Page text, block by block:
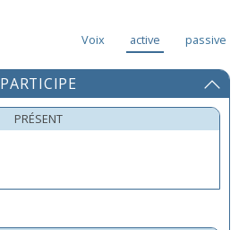
Voix active passive
PARTICIPE
PRÉSENT